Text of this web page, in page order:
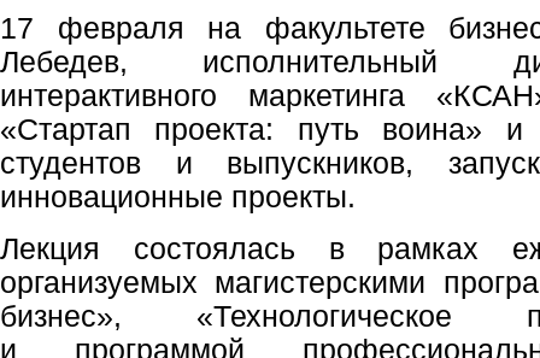
17 февраля на факультете
Лебедев, исполнительный
интерактивного маркетинга
«Стартап проекта: путь воина»
студентов и выпускников,
инновационные проекты.
Лекция состоялась в рамках
организуемых магистерскими
бизнес», «Технологическое
и программой